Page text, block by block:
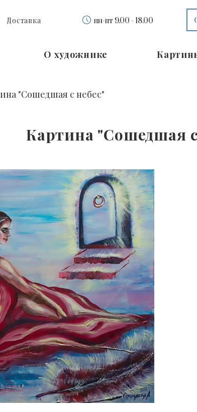
Доставка пн-пт 9.00 - 18.00
О художнике
"Сошедшая с небес"
Картина "Сошедшая